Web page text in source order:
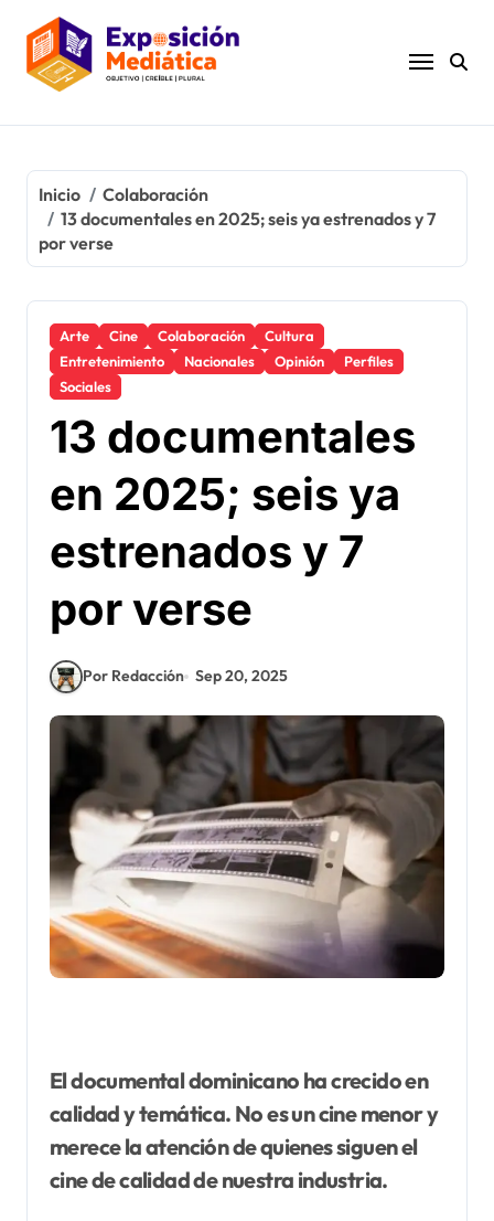
contenido
Inicio
Colaboración
13 documentales en 2025; seis ya estrenados y 7
por verse
Arte Cine Colaboración
Cultura
Entretenimiento
Nacionales Opinión
Perfiles
Sociales
13 documentales
en 2025; seis ya
estrenados y 7
por verse
Por Redacción Sep 20, 2025
El documental dominicano ha crecido en
calidad y temática. No es un cine menor y
merece la atención de quienes siguen el
cine de calidad de nuestra industria.